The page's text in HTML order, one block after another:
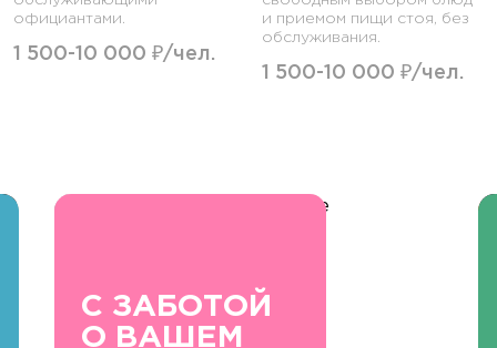
официантами.
1 500-10 000 ₽/чел.
и приемом пищи стоя, без
обслуживания.
1 500-10 000 ₽/чел.
С ЗАБОТОЙ
О ВАШЕМ